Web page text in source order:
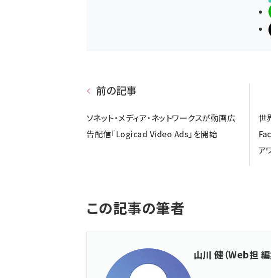
前の記事
ソネット・メディア・ネットワークスが動画広
告配信「Logicad Video Ads」を開始
世
ア
この記事の筆者
山川 健（Web担 編